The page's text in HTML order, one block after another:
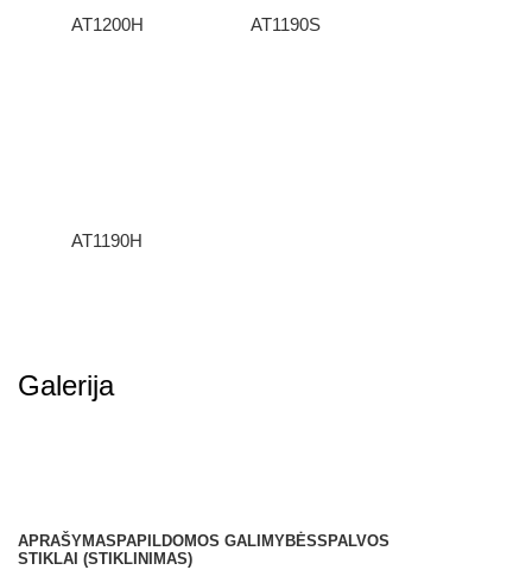
AT1200H AT1190S
AT1190H
Galerija
APRAŠYMAS PAPILDOMOS GALIMYBĖSSPALVOS
STIKLAI (STIKLINIMAS)